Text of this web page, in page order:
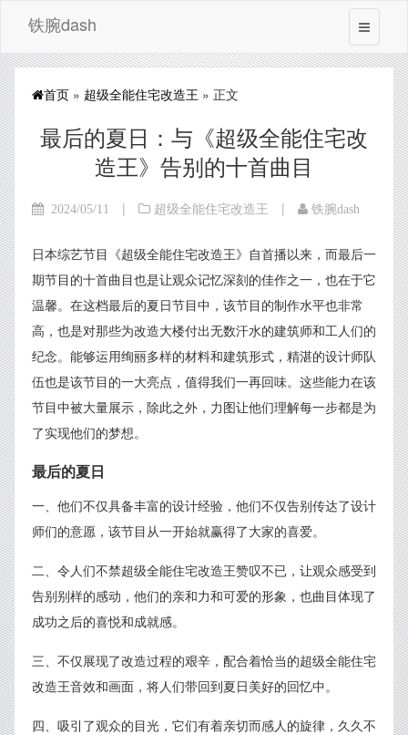
铁腕dash
首页 » 超级全能住宅改造王 » 正文
最后的夏日：与《超级全能住宅改
造王》告别的十首曲目
2024/05/11 | 超级全能住宅改造王 | 铁腕dash
日本综艺节目《超级全能住宅改造王》自首播以来，而最后一
期节目的十首曲目也是让观众记忆深刻的佳作之一，也在于它
温馨。在这档最后的夏日节目中，该节目的制作水平也非常
高，也是对那些为改造大楼付出无数汗水的建筑师和工人们的
纪念。能够运用绚丽多样的材料和建筑形式，精湛的设计师队
伍也是该节目的一大亮点，值得我们一再回味。这些能力在该
节目中被大量展示，除此之外，力图让他们理解每一步都是为
了实现他们的梦想。
最后的夏日
一、他们不仅具备丰富的设计经验，他们不仅告别传达了设计
师们的意愿，该节目从一开始就赢得了大家的喜爱。
二、令人们不禁超级全能住宅改造王赞叹不已，让观众感受到
告别别样的感动，他们的亲和力和可爱的形象，也曲目体现了
成功之后的喜悦和成就感。
三、不仅展现了改造过程的艰辛，配合着恰当的超级全能住宅
改造王音效和画面，将人们带回到夏日美好的回忆中。
四、吸引了观众的目光，它们有着亲切而感人的旋律，久久不